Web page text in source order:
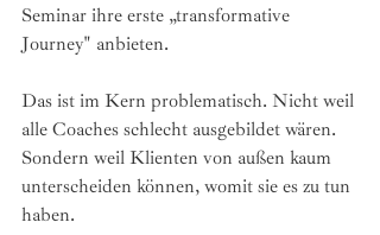
Seminar ihre erste „transformative
Journey" anbieten.
Das ist im Kern problematisch. Nicht weil
alle Coaches schlecht ausgebildet wären.
Sondern weil Klienten von außen kaum
unterscheiden können, womit sie es zu tun
haben.